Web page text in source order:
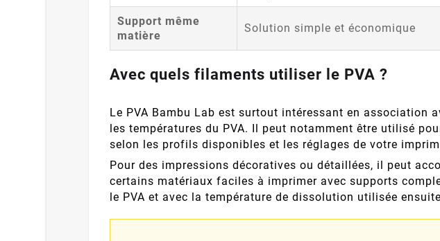
Support même
matière
Solution simple et économique
Avec quels filaments utiliser le PVA ?
Le PVA Bambu Lab est surtout intéressant en association
les températures du PVA. Il peut notamment être utilisé
selon les profils disponibles et les réglages de votre
Pour des impressions décoratives ou détaillées, il peut
certains matériaux faciles à imprimer avec supports
le PVA et avec la température de dissolution utilisée